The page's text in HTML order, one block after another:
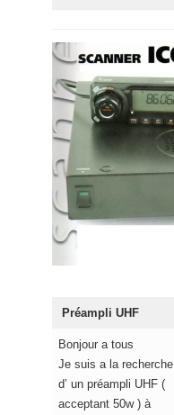
Préampli UHF
Bonjour a tous
Je suis a la recherche
d’ un préampli UHF (
acceptant 50w ) à